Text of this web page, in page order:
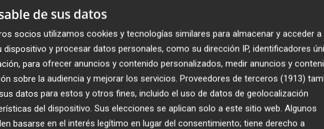
1El
2
de sus datos
socios utilizamos cookies y tecnologías similares para almacenar y acceder a
y procesar datos personales, como su dirección IP, identificadores
para ofrecer anuncios y contenido personalizados, medir anuncios y
sobre la audiencia y mejorar los servicios. Proveedores de terceros (1913)
datos para estos y otros fines, incluido el uso de datos de geolocalización
del dispositivo. Sus elecciones se aplican solo a este sitio web. Algunos
basarse en el interés legítimo en lugar del consentimiento; tiene derecho a